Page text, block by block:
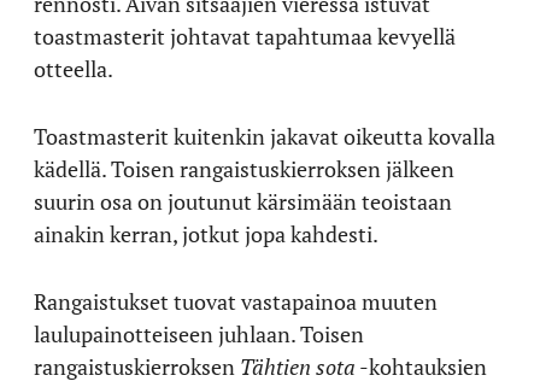
toastmasterit johtavat tapahtumaa kevyellä
otteella.
Toastmasterit kuitenkin jakavat oikeutta kovalla
kädellä. Toisen rangaistuskierroksen jälkeen
suurin osa on joutunut kärsimään teoistaan
ainakin kerran, jotkut jopa kahdesti.
Rangaistukset tuovat vastapainoa muuten
laulupainotteiseen juhlaan. Toisen
rangaistuskierroksen Tähtien sota -kohtauksien